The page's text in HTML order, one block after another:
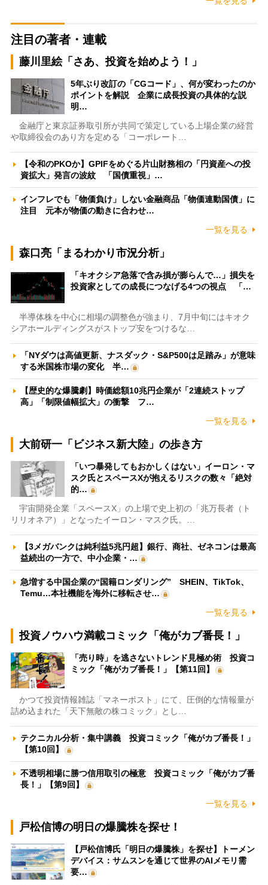
注目の著者・連載
藤川里絵「さあ、投資を始めよう！」
5年ぶり改訂の「CGコード」、何が変わったのか
ポイントを解説 企業に成長投資の具体的な説
明…
金融庁と東京証券取引所が共同で策定している上場企業の経営
や取締役会のあり方を定める「コーポレート…
【令和のPKOか】GPIFをめぐる片山財務相の「円資産への投
資拡大」発言の波紋 「国債重視」…
インフレでも「物価負け」しない金融商品「物価連動国債」に
注目 元本が物価の動きに合わせ…
一覧を見る
森口亮「まるわかり市況分析」
「キオクシア急落で含み損が膨らんで…」損失を
投資家としての成長につなげる4つの視点 「…
半導体株を中心に相場の調整色が強まり、7月中旬にはキオク
シアホールディングスがストップ安をつけるな…
「NYダウは高値更新、ナスダック・S&P500は足踏み」が意味
する米国株市場の変化 半…
【歴史的な爆騰劇】時価総額10兆円企業が「2連続ストップ
高」「制限値幅拡大」の衝撃 フ…
一覧を見る
大前研一「ビジネス新大陸」の歩き方
「いつ暴発してもおかしくはない」イーロン・マ
スク氏とスペースXが抱えるリスクの数々「絶対
的…
宇宙開発企業「スペースX」の上場で史上初の「兆万長者（ト
リリオネア）」となったイーロン・マスク氏。…
【3メガバンクは純利益5兆円超】銀行、商社、ゼネコンは最高
益続出の一方で、中小企業・…
急増する中国企業の“国籍ロンダリング” SHEIN、TikTok、
Temu…本社機能を海外に移転させ…
一覧を見る
投資ノウハウ満載コミック「俺がカブ番長！」
「売り時」を逃さないトレンド見極め術 投資コ
ミック「俺がカブ番長！」【第11回】
かつて投資情報雑誌「マネーポスト」にて、圧倒的な情報量が
詰め込まれた「天下無敵の株コミック」とし…
テクニカル分析・集中講義 投資コミック「俺がカブ番長！」
【第10回】
不透明相場に勝つ信用取引の極意 投資コミック「俺がカブ番
長！」【第9回】
一覧を見る
戸松信博の明日の爆騰株を探せ！
【戸松信博氏「明日の爆騰株」を探せ】トーメン
デバイス：サムスンを通じて世界のAIメモリ需
要…